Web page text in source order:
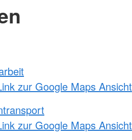
zur Google Maps Ansicht
zur Google Maps Ansicht